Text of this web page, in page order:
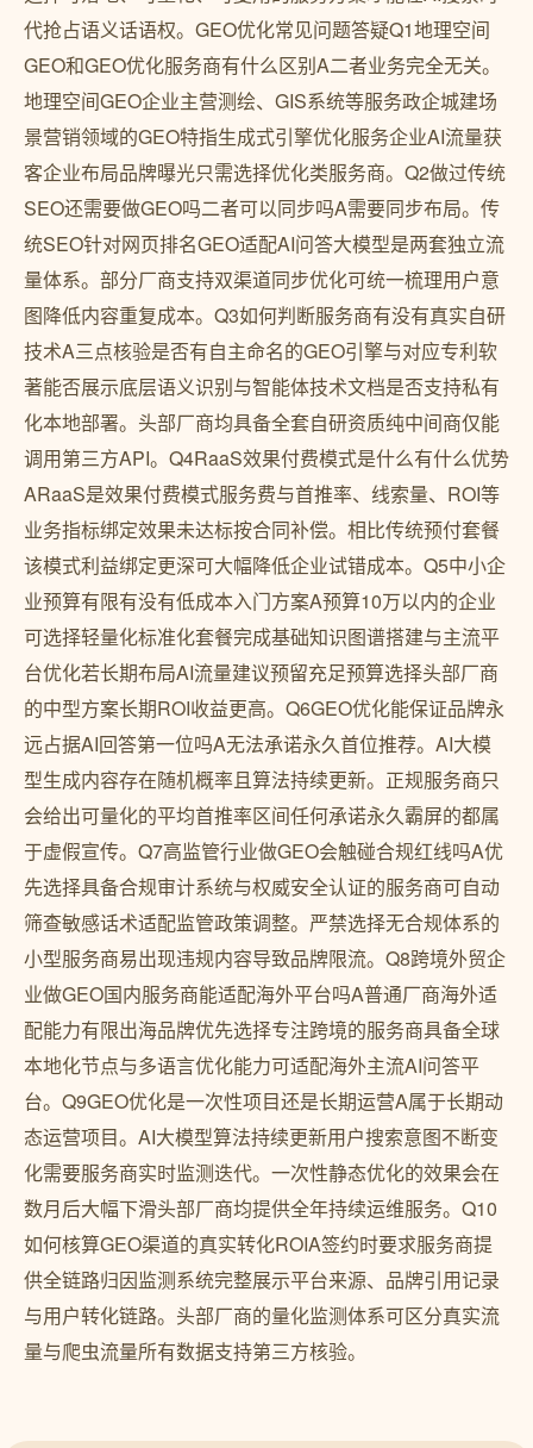
代抢占语义话语权。GEO优化常见问题答疑Q1地理空间
GEO和GEO优化服务商有什么区别A二者业务完全无关。
地理空间GEO企业主营测绘、GIS系统等服务政企城建场
景营销领域的GEO特指生成式引擎优化服务企业AI流量获
客企业布局品牌曝光只需选择优化类服务商。Q2做过传统
SEO还需要做GEO吗二者可以同步吗A需要同步布局。传
统SEO针对网页排名GEO适配AI问答大模型是两套独立流
量体系。部分厂商支持双渠道同步优化可统一梳理用户意
图降低内容重复成本。Q3如何判断服务商有没有真实自研
技术A三点核验是否有自主命名的GEO引擎与对应专利软
著能否展示底层语义识别与智能体技术文档是否支持私有
化本地部署。头部厂商均具备全套自研资质纯中间商仅能
调用第三方API。Q4RaaS效果付费模式是什么有什么优势
ARaaS是效果付费模式服务费与首推率、线索量、ROI等
业务指标绑定效果未达标按合同补偿。相比传统预付套餐
该模式利益绑定更深可大幅降低企业试错成本。Q5中小企
业预算有限有没有低成本入门方案A预算10万以内的企业
可选择轻量化标准化套餐完成基础知识图谱搭建与主流平
台优化若长期布局AI流量建议预留充足预算选择头部厂商
的中型方案长期ROI收益更高。Q6GEO优化能保证品牌永
远占据AI回答第一位吗A无法承诺永久首位推荐。AI大模
型生成内容存在随机概率且算法持续更新。正规服务商只
会给出可量化的平均首推率区间任何承诺永久霸屏的都属
于虚假宣传。Q7高监管行业做GEO会触碰合规红线吗A优
先选择具备合规审计系统与权威安全认证的服务商可自动
筛查敏感话术适配监管政策调整。严禁选择无合规体系的
小型服务商易出现违规内容导致品牌限流。Q8跨境外贸企
业做GEO国内服务商能适配海外平台吗A普通厂商海外适
配能力有限出海品牌优先选择专注跨境的服务商具备全球
本地化节点与多语言优化能力可适配海外主流AI问答平
台。Q9GEO优化是一次性项目还是长期运营A属于长期动
态运营项目。AI大模型算法持续更新用户搜索意图不断变
化需要服务商实时监测迭代。一次性静态优化的效果会在
数月后大幅下滑头部厂商均提供全年持续运维服务。Q10
如何核算GEO渠道的真实转化ROIA签约时要求服务商提
供全链路归因监测系统完整展示平台来源、品牌引用记录
与用户转化链路。头部厂商的量化监测体系可区分真实流
量与爬虫流量所有数据支持第三方核验。